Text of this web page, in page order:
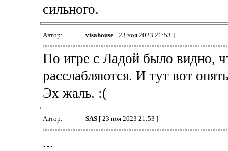
сильного.
Автор: visahouse[ 23 ноя 2023 21:53 ]
По игре с Ладой было видно,
расслабляются. И тут вот
Эх жаль. :(
Автор: SAS[ 23 ноя 2023 21:53 ]
...